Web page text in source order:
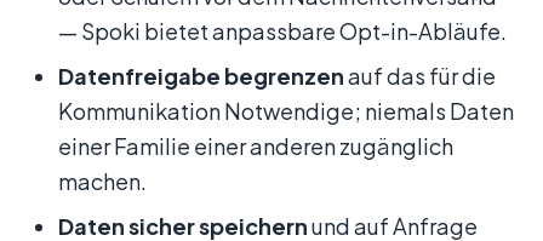
— Spoki bietet anpassbare Opt-in-Abläufe.
Datenfreigabe begrenzenauf das für die
Kommunikation Notwendige; niemals Daten
einer Familie einer anderen zugänglich
machen.
Daten sicher speichernund auf Anfrage